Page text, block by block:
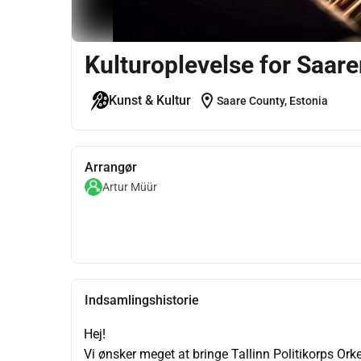
Kulturoplevelse for
Kunst & Kultur location_on Saare County, Estonia
Arrangør
Artur Müür
Indsamlingshistorie
Hej!
Vi ønsker meget at bringe Tallinn Politikorps